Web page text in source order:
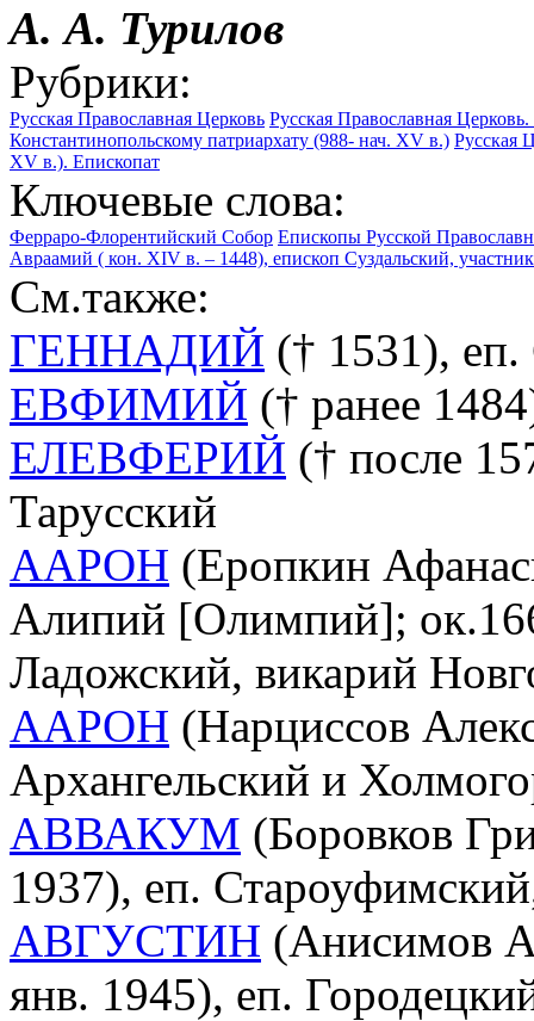
А. А. Турилов
Рубрики:
Русская Православная Церковь Русская Православная
Константинопольскому патриархату (988- нач. XV в.) Русская
XV в.). Епископат
Ключевые слова:
Ферраро-Флорентийский Собор Епископы Русской
Авраамий ( кон. XIV в. – 1448), епископ Суздальский,
См.также:
ГЕННАДИЙ († 1531), еп.
ЕВФИМИЙ († ранее
ЕЛЕВФЕРИЙ († после
Тарусский
ААРОН (Еропкин
Алипий [Олимпий];
Ладожский, викарий
ААРОН (Нарциссов
Архангельский и
АВВАКУМ (Боровков
1937), еп.
АВГУСТИН (Анисимов
янв. 1945), еп.